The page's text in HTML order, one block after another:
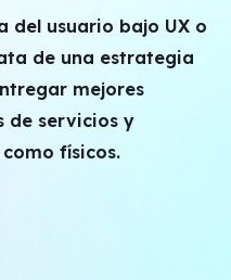
del usuario bajo UX o
de una estrategia
mejores
de servicios y
físicos.